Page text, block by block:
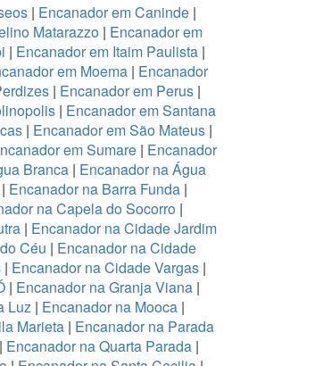
| Encanador em Caninde|
Matarazzo | Encanador em
| Encanador em Itaim Paulista |
em Moema| Encanador
| Encanador em Perus|
| Encanador em Santana
| Encanador em São Mateus |
em Sumare | Encanador
Branca| Encanador na Água
Encanador na Barra Funda |
na Capela do Socorro |
| Encanador na Cidade Jardim
Céu | Encanador na Cidade
| Encanador na Cidade Vargas |
| Encanador na Granja Viana |
Luz | Encanador na Mooca |
Marieta| Encanador na Parada
Encanador na Quarta Parada|